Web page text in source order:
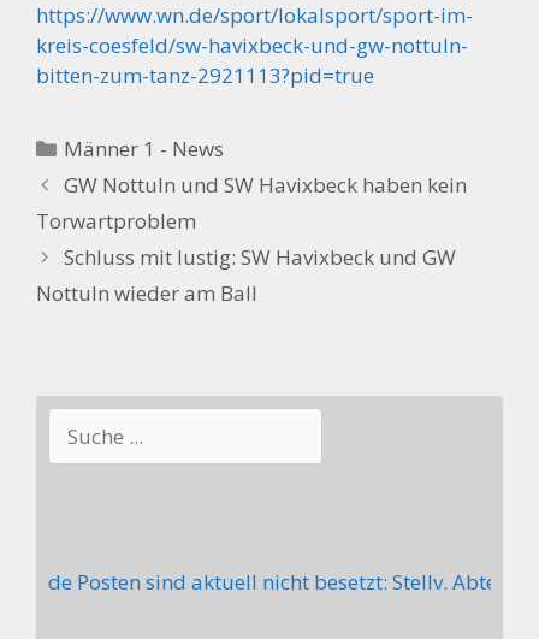
https://www.wn.de/sport/lokalsport/sport-im-
kreis-coesfeld/sw-havixbeck-und-gw-nottuln-
bitten-zum-tanz-2921113?pid=true
Kategorien
Männer 1 - News
GW Nottuln und SW Havixbeck haben kein
Torwartproblem
Schluss mit lustig: SW Havixbeck und GW
Nottuln wieder am Ball
Posten sind aktuell nicht besetzt: Stellv.